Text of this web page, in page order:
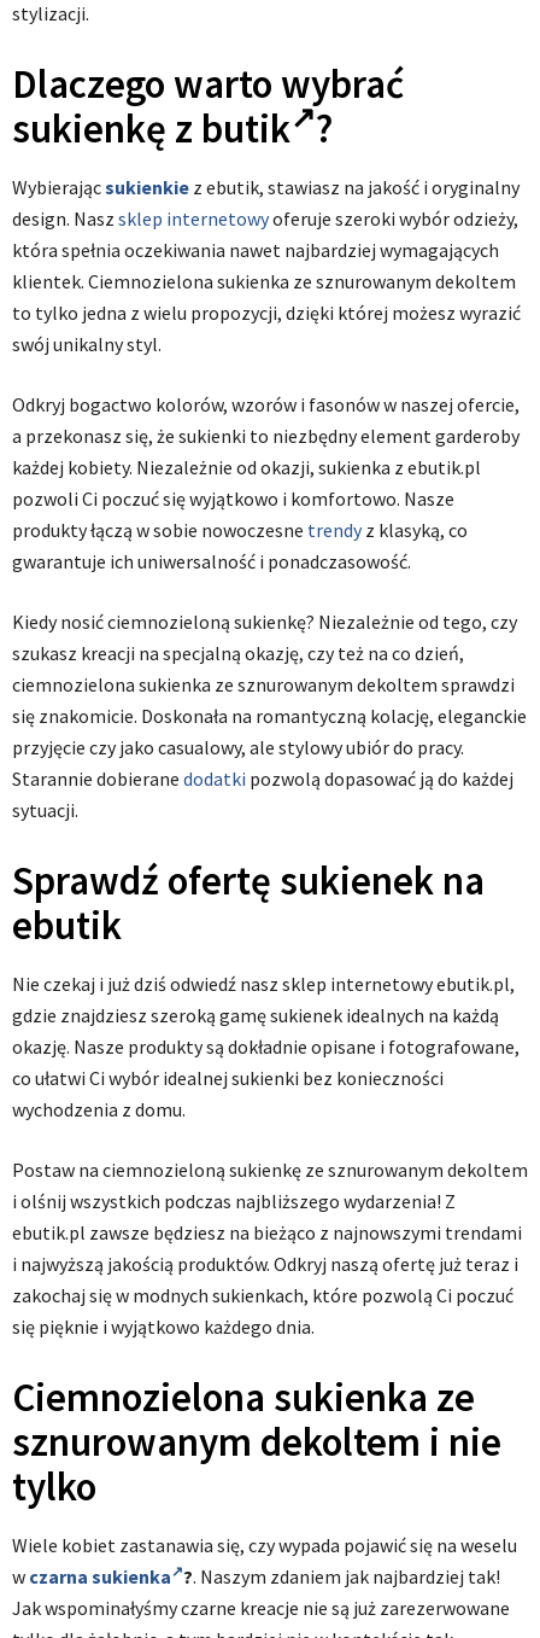
stylizacji.
Dlaczego warto wybrać
sukienkę z butik ?
Wybierającsukienkie z ebutik, stawiasz na jakość i oryginalny
design. Nasz sklep internetowyoferuje szeroki wybór odzieży,
która spełnia oczekiwania nawet najbardziej wymagających
klientek. Ciemnozielona sukienka ze sznurowanym dekoltem
to tylko jedna z wielu propozycji, dzięki której możesz wyrazić
swój unikalny styl.
Odkryj bogactwo kolorów, wzorów i fasonów w naszej ofercie,
a przekonasz się, że sukienki to niezbędny element garderoby
każdej kobiety. Niezależnie od okazji, sukienka z ebutik.pl
pozwoli Ci poczuć się wyjątkowo i komfortowo. Nasze
produkty łączą w sobie nowoczesne trendyz klasyką, co
gwarantuje ich uniwersalność i ponadczasowość.
Kiedy nosić ciemnozieloną sukienkę? Niezależnie od tego, czy
szukasz kreacji na specjalną okazję, czy też na co dzień,
ciemnozielona sukienka ze sznurowanym dekoltem sprawdzi
się znakomicie. Doskonała na romantyczną kolację, eleganckie
przyjęcie czy jako casualowy, ale stylowy ubiór do pracy.
Starannie dobierane dodatki pozwolą dopasować ją do każdej
sytuacji.
Sprawdź ofertę sukienek na
ebutik
Nie czekaj i już dziś odwiedź nasz sklep internetowy ebutik.pl,
gdzie znajdziesz szeroką gamę sukienek idealnych na każdą
okazję. Nasze produkty są dokładnie opisane i fotografowane,
co ułatwi Ci wybór idealnej sukienki bez konieczności
wychodzenia z domu.
Postaw na ciemnozieloną sukienkę ze sznurowanym dekoltem
i olśnij wszystkich podczas najbliższego wydarzenia! Z
ebutik.pl zawsze będziesz na bieżąco z najnowszymi trendami
i najwyższą jakością produktów. Odkryj naszą ofertę już teraz i
zakochaj się w modnych sukienkach, które pozwolą Ci poczuć
się pięknie i wyjątkowo każdego dnia.
Ciemnozielona sukienka ze
sznurowanym dekoltem i nie
tylko
Wiele kobiet zastanawia się, czy wypada pojawić się na weselu
w czarna sukienka ?. Naszym zdaniem jak najbardziej tak!
Jak wspominałyśmy czarne kreacje nie są już zarezerwowane